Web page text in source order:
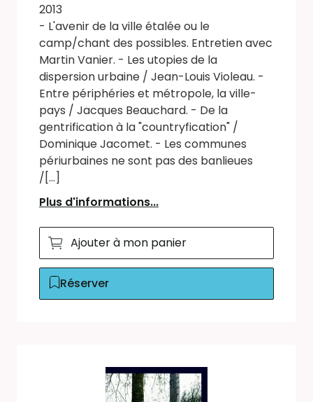
2013
- L'avenir de la ville étalée ou le
camp/chant des possibles. Entretien avec
Martin Vanier. - Les utopies de la
dispersion urbaine / Jean-Louis Violeau. -
Entre périphéries et métropole, la ville-
pays / Jacques Beauchard. - De la
gentrification à la "countryfication" /
Dominique Jacomet. - Les communes
périurbaines ne sont pas des banlieues
/[...]
Plus d'informations...
Ajouter à mon panier
Réserver